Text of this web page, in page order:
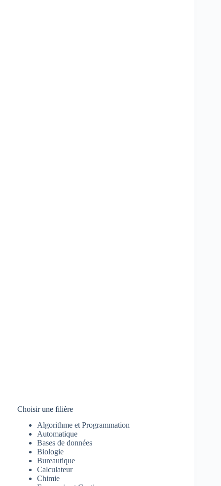
Choisir une filière
Algorithme et Programmation
Automatique
Bases de données
Biologie
Bureautique
Calculateur
Chimie